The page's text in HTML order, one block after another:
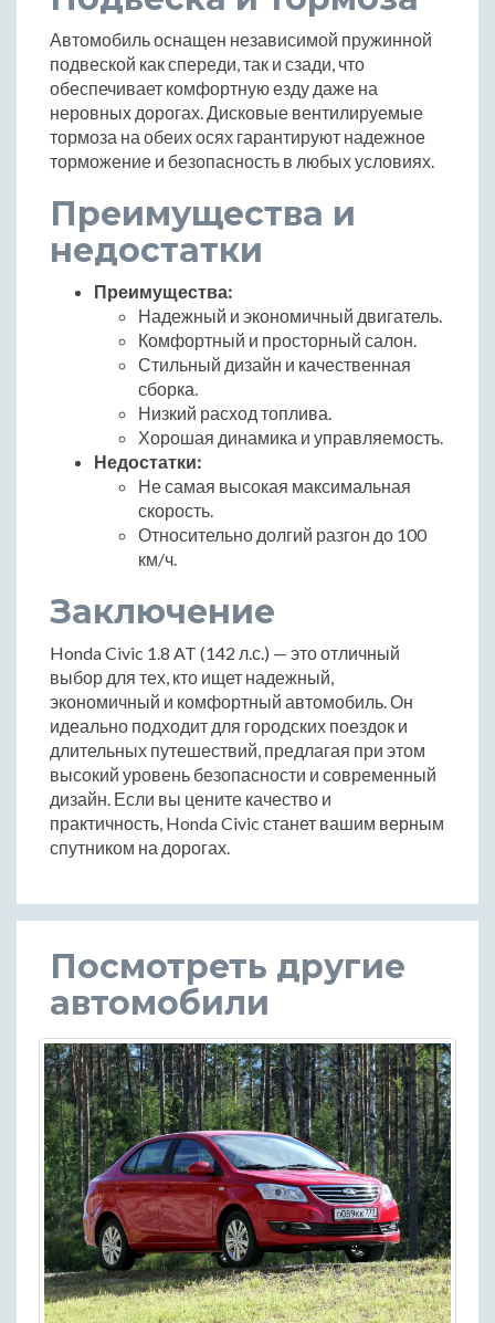
Автомобиль оснащен независимой пружинной
подвеской как спереди, так и сзади, что
обеспечивает комфортную езду даже на
неровных дорогах. Дисковые вентилируемые
тормоза на обеих осях гарантируют надежное
торможение и безопасность в любых условиях.
Преимущества и
недостатки
Преимущества:
Надежный и экономичный двигатель.
Комфортный и просторный салон.
Стильный дизайн и качественная
сборка.
Низкий расход топлива.
Хорошая динамика и управляемость.
Недостатки:
Не самая высокая максимальная
скорость.
Относительно долгий разгон до 100
км/ч.
Заключение
Honda Civic 1.8 AT (142 л.с.) — это отличный
выбор для тех, кто ищет надежный,
экономичный и комфортный автомобиль. Он
идеально подходит для городских поездок и
длительных путешествий, предлагая при этом
высокий уровень безопасности и современный
дизайн. Если вы цените качество и
практичность, Honda Civic станет вашим верным
спутником на дорогах.
Посмотреть другие
автомобили